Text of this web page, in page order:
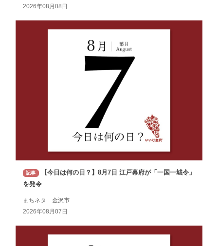
2026年08月08日
記事
【今日は何の日？】8月7日 江戸幕府が「一国一城令」
を発令
まちネタ 金沢市
2026年08月07日